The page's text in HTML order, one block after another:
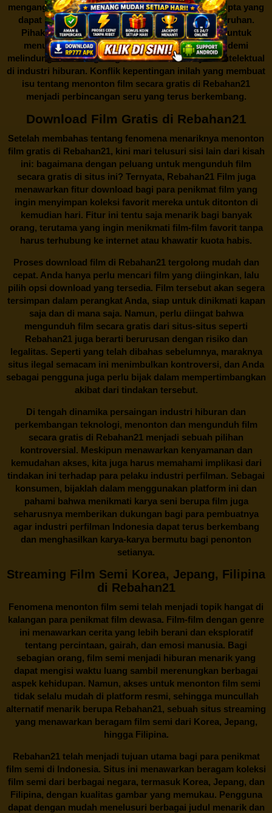
menganggapnya sebagai bentuk pelanggaran hak cipta yang
dapat merugikan industri perfilman secara keseluruhan.
Pihak berwenang pun turut terlibat dalam upaya untuk
menutup situs-situs ilegal semacam Rebahan21 demi
melindungi keberlangsungan bisnis dan kekayaan intelektual
di industri hiburan. Konflik kepentingan inilah yang membuat
isu tentang menonton film secara gratis di Rebahan21
menjadi perbincangan seru yang terus berkembang.
Download Film Gratis di Rebahan21
Setelah membahas tentang fenomena menariknya menonton
film gratis di Rebahan21, kini mari telusuri sisi lain dari kisah
ini: bagaimana dengan peluang untuk mengunduh film
secara gratis di situs ini? Ternyata, Rebahan21 Film juga
menawarkan fitur download bagi para penikmat film yang
ingin menyimpan koleksi favorit mereka untuk ditonton di
kemudian hari. Fitur ini tentu saja menarik bagi banyak
orang, terutama yang ingin menikmati film-film favorit tanpa
harus terhubung ke internet atau khawatir kuota habis.
Proses download film di Rebahan21tergolong mudah dan
cepat. Anda hanya perlu mencari film yang diinginkan, lalu
pilih opsi download yang tersedia. Film tersebut akan segera
tersimpan dalam perangkat Anda, siap untuk dinikmati kapan
saja dan di mana saja. Namun, perlu diingat bahwa
mengunduh film secara gratis dari situs-situs seperti
Rebahan21 juga berarti berurusan dengan risiko dan
legalitas. Seperti yang telah dibahas sebelumnya, maraknya
situs ilegal semacam ini menimbulkan kontroversi, dan Anda
sebagai pengguna juga perlu bijak dalam mempertimbangkan
akibat dari tindakan tersebut.
Di tengah dinamika persaingan industri hiburan dan
perkembangan teknologi, menonton dan mengunduh film
secara gratis di Rebahan21 menjadi sebuah pilihan
kontroversial. Meskipun menawarkan kenyamanan dan
kemudahan akses, kita juga harus memahami implikasi dari
tindakan ini terhadap para pelaku industri perfilman. Sebagai
konsumen, bijaklah dalam menggunakan platform ini dan
pahami bahwa menikmati karya seni berupa film juga
seharusnya memberikan dukungan bagi para pembuatnya
agar industri perfilman Indonesia dapat terus berkembang
dan menghasilkan karya-karya bermutu bagi penonton
setianya.
Streaming Film Semi Korea, Jepang, Filipina
di Rebahan21
Fenomena menonton film semi telah menjadi topik hangat di
kalangan para penikmat film dewasa. Film-film dengan genre
ini menawarkan cerita yang lebih berani dan eksploratif
tentang percintaan, gairah, dan emosi manusia. Bagi
sebagian orang, film semi menjadi hiburan menarik yang
dapat mengisi waktu luang sambil merenungkan berbagai
aspek kehidupan. Namun, akses untuk menonton film semi
tidak selalu mudah di platform resmi, sehingga muncullah
alternatif menarik berupa Rebahan21, sebuah situs streaming
yang menawarkan beragam film semi dari Korea, Jepang,
hingga Filipina.
Rebahan21telah menjadi tujuan utama bagi para penikmat
film semi di Indonesia. Situs ini menawarkan beragam koleksi
film semi dari berbagai negara, termasuk Korea, Jepang, dan
Filipina, dengan kualitas gambar yang memukau. Pengguna
dapat dengan mudah menelusuri berbagai judul menarik dan